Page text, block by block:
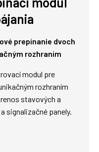
prepínanie dvoch
rozhraním
modul pre
rozhraním
stavových a
signalizačné panely.